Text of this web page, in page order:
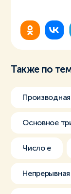
Также по
Основное
Число e